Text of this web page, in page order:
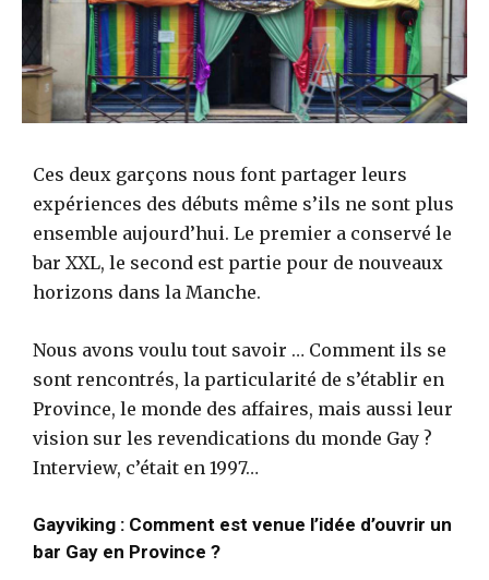
Ces deux garçons nous font partager leurs
expériences des débuts même s’ils ne sont plus
ensemble aujourd’hui. Le premier a conservé le
bar XXL, le second est partie pour de nouveaux
horizons dans la Manche.
Nous avons voulu tout savoir … Comment ils se
sont rencontrés, la particularité de s’établir en
Province, le monde des affaires, mais aussi leur
vision sur les revendications du monde Gay ?
Interview, c’était en 1997…
Gayviking : Comment est venue l’idée d’ouvrir un
bar Gay en Province ?